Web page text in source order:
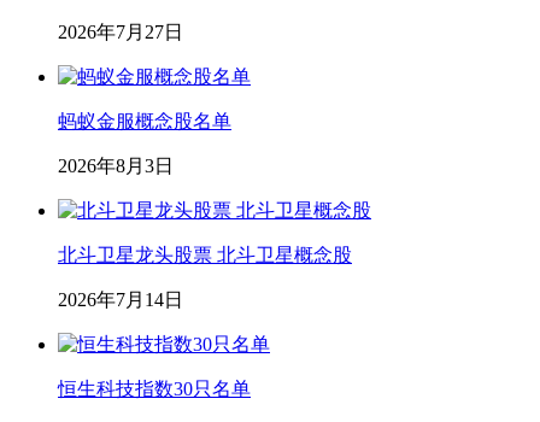
2026年7月27日
蚂蚁金服概念股名单
2026年8月3日
北斗卫星龙头股票 北斗卫星概念股
2026年7月14日
恒生科技指数30只名单